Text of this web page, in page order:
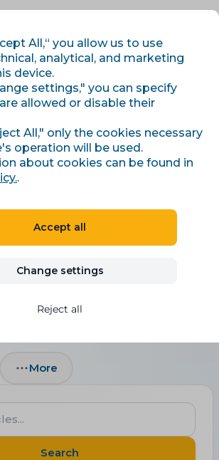
Blog
e-shop
from a team that manages data,
marketplaces for hundreds of e-
More
Search
All,“ you allow us to use
analytical, and marketing
device.
settings," you can specify
allowed or disable their
All," only the cookies necessary
operation will be used.
about cookies can be found in
.
Accept all
Change settings
Reject all